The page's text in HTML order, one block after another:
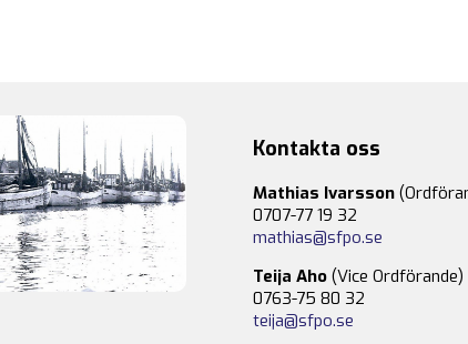
Kontakta oss
Mathias Ivarsson
0707-77 19 32
mathias@sfpo.se
Teija Aho (Vice Ordförande)
0763-75 80 32
teija@sfpo.se